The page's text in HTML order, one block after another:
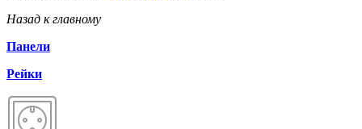
Назад к главному
Панели
Рейки